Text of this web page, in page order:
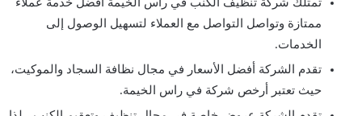
ممتازة وتواصل التواصل مع العملاء لتسهيل الوصول إلى
الخدمات.
تقدم الشركة أفضل الأسعار في مجال نظافة السجاد والموكيت،
حيث تعتبر أرخص شركة في راس الخيمة.